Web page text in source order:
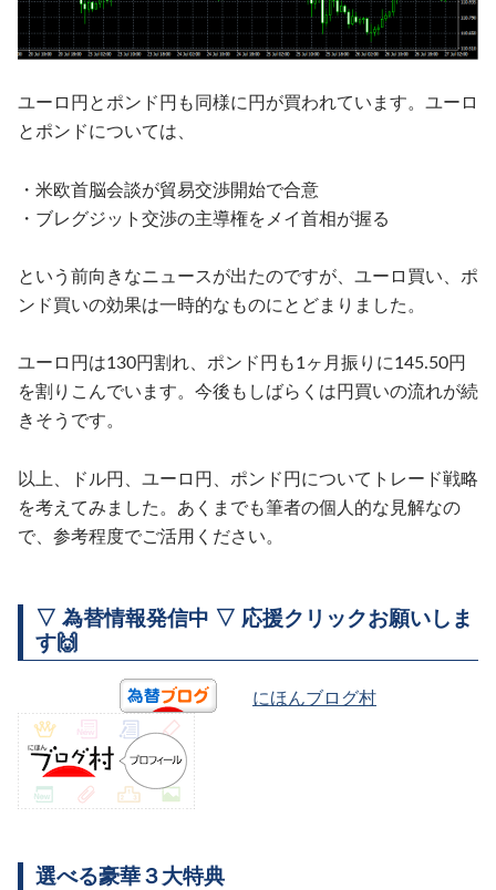
ユーロ円とポンド円も同様に円が買われています。ユーロ
とポンドについては、
・米欧首脳会談が貿易交渉開始で合意
・ブレグジット交渉の主導権をメイ首相が握る
という前向きなニュースが出たのですが、ユーロ買い、ポ
ンド買いの効果は一時的なものにとどまりました。
ユーロ円は130円割れ、ポンド円も1ヶ月振りに145.50円
を割りこんでいます。今後もしばらくは円買いの流れが続
きそうです。
以上、ドル円、ユーロ円、ポンド円についてトレード戦略
を考えてみました。あくまでも筆者の個人的な見解なの
で、参考程度でご活用ください。
▽ 為替情報発信中 ▽ 応援クリックお願いしま
す🙌
にほんブログ村
選べる豪華３大特典